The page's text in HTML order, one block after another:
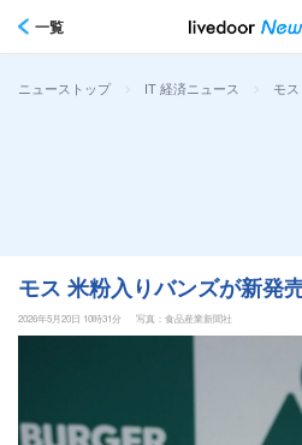
一覧
ニューストップ > IT 経済ニュース > モ
モス 米粉入りバンズが新発
2026年5月20日 10時31分 写真：食品産業新聞社